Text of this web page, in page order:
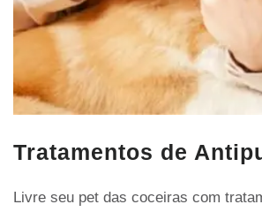
Tratamentos de
Livre seu pet das coceiras com